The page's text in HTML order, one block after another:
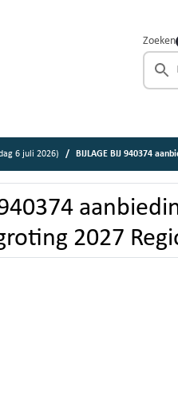
Zoeken
6 juli 2026) BIJLAGE BIJ 940374
940374
2027